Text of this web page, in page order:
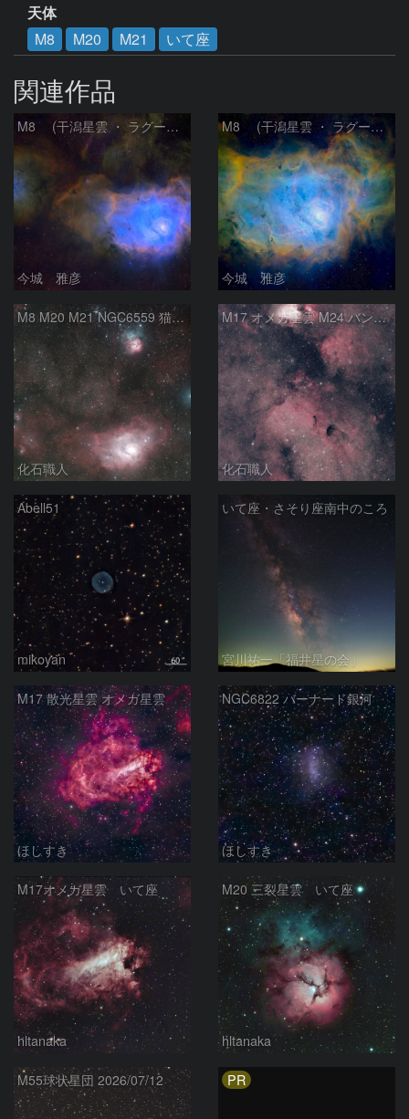
天体
M8
M20 M21 いて座
関連作品
M8 (干潟星雲 ・ ラグーン（Lagoon）星雲)
今城 雅彦
M8 (干潟星雲 ・ ラグーン（Lagoon）星雲)
今城 雅彦
M8 M20 M21 NGC6559 猫の手星雲 いて座
化石職人
M17 オメガ星雲 M24 バンビの横顔 いて座
化石職人
Abell51
mikoyan
いて座・さそり座南中のころ
宮川祐一「福井星の会」
M17 散光星雲 オメガ星雲
ほしすき
NGC6822 バーナード銀河
ほしすき
M17オメガ星雲 いて座
hltanaka
M20 三裂星雲 いて座
hltanaka
M55球状星団 2026/07/12 PR